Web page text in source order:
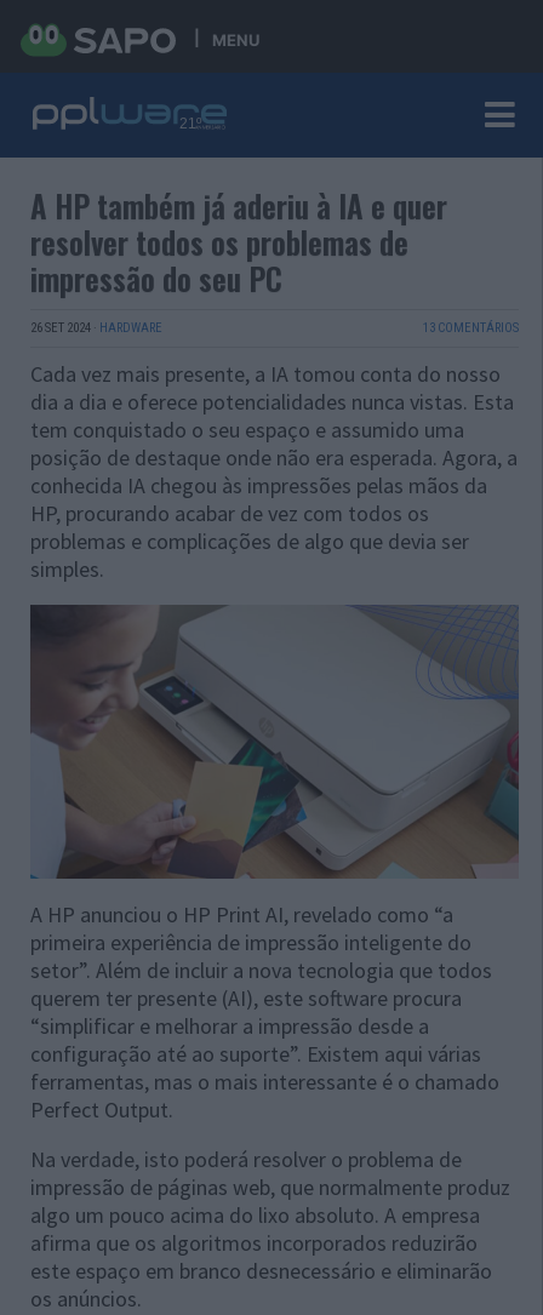
MENU
A HP também já aderiu à IA e quer
resolver todos os problemas de
impressão do seu PC
26 SET 2024 · HARDWARE 13 COMENTÁRIOS
Cada vez mais presente, a IA tomou conta do nosso
dia a dia e oferece potencialidades nunca vistas. Esta
tem conquistado o seu espaço e assumido uma
posição de destaque onde não era esperada. Agora, a
conhecida IA chegou às impressões pelas mãos da
HP, procurando acabar de vez com todos os
problemas e complicações de algo que devia ser
simples.
A HP anunciou o HP Print AI, revelado como “a
primeira experiência de impressão inteligente do
setor”. Além de incluir a nova tecnologia que todos
querem ter presente (AI), este software procura
“simplificar e melhorar a impressão desde a
configuração até ao suporte”. Existem aqui várias
ferramentas, mas o mais interessante é o chamado
Perfect Output.
Na verdade, isto poderá resolver o problema de
impressão de páginas web, que normalmente produz
algo um pouco acima do lixo absoluto. A empresa
afirma que os algoritmos incorporados reduzirão
este espaço em branco desnecessário e eliminarão
os anúncios.